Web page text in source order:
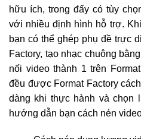
hữu ích, trong đấy có tùy
với nhiều định hình hỗ trợ.
bạn có thể ghép phụ đề trực
Factory, tạo nhạc chuông
nối video thành 1 trên
đều được Format Factory
dàng khi thực hành và chọn
hướng dẫn bạn cách nén